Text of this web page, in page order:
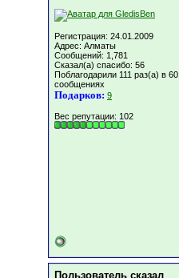
Регистрация: 24.01.2009
Адрес: Алматы
Сообщений: 1,781
Сказал(а) спасибо: 56
Поблагодарили 111 раз(а) в 60
сообщениях
Подарков: 9
Вес репутации: 102
Пользователь сказал